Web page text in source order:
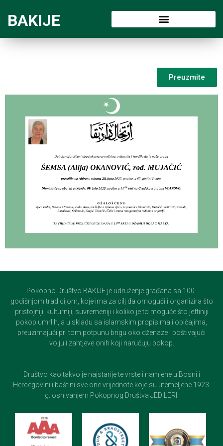
BAKIJE
Preuzmite
Pokopno Društvo BAKIJE je udruženje građana sa 100-
godišnjom tradicijom, koje ima za cilj da omogući i organizira što
pristojniji, kulturniji, suvremeniji i koliko je to moguće što jeftiniji
pokop umrlih, a u skladu sa islamskim propisima i običajima,
preuzimajući pri tom potpunu brigu oko dženaze i poštivajući
volju i zahtjeve onih koji naručuju pokop.
Društvo kao takvo je najstarije te vrste i namjene u Bosni i
Hercegovini i baštini sve one vrijednote koje su utemeljene 1923.
g. osnivanjem Pokopnog Društva JEDILERI.